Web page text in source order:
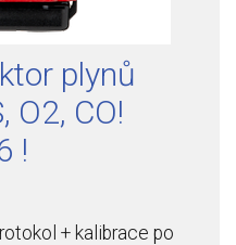
plynů
O2, CO!
!
+ kalibrace po